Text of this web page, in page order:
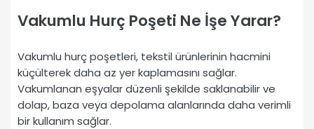
Vakumlu Hurç Poşeti Ne İşe Yarar?
Vakumlu hurç poşetleri, tekstil ürünlerinin hacmini
küçülterek daha az yer kaplamasını sağlar.
Vakumlanan eşyalar düzenli şekilde saklanabilir ve
dolap, baza veya depolama alanlarında daha verimli
bir kullanım sağlar.